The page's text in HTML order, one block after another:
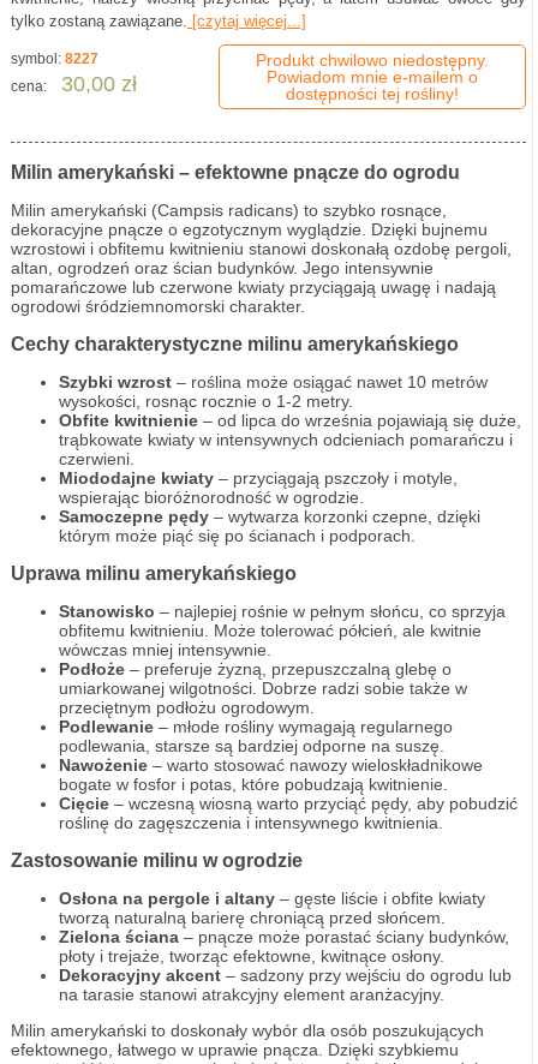
tylko zostaną zawiązane.
[czytaj więcej...]
symbol: 8227
cena:
30,00 zł
Produkt chwilowo niedostępny.
Powiadom mnie e-mailem o
dostępności tej rośliny!
Milin amerykański – efektowne pnącze do ogrodu
Milin amerykański (Campsis radicans) to szybko rosnące,
dekoracyjne pnącze o egzotycznym wyglądzie. Dzięki bujnemu
wzrostowi i obfitemu kwitnieniu stanowi doskonałą ozdobę pergoli,
altan, ogrodzeń oraz ścian budynków. Jego intensywnie
pomarańczowe lub czerwone kwiaty przyciągają uwagę i nadają
ogrodowi śródziemnomorski charakter.
Cechy charakterystyczne milinu amerykańskiego
Szybki wzrost– roślina może osiągać nawet 10 metrów
wysokości, rosnąc rocznie o 1-2 metry.
Obfite kwitnienie– od lipca do września pojawiają się duże,
trąbkowate kwiaty w intensywnych odcieniach pomarańczu i
czerwieni.
Miododajne kwiaty– przyciągają pszczoły i motyle,
wspierając bioróżnorodność w ogrodzie.
Samoczepne pędy– wytwarza korzonki czepne, dzięki
którym może piąć się po ścianach i podporach.
Uprawa milinu amerykańskiego
Stanowisko – najlepiej rośnie w pełnym słońcu, co sprzyja
obfitemu kwitnieniu. Może tolerować półcień, ale kwitnie
wówczas mniej intensywnie.
Podłoże– preferuje żyzną, przepuszczalną glebę o
umiarkowanej wilgotności. Dobrze radzi sobie także w
przeciętnym podłożu ogrodowym.
Podlewanie– młode rośliny wymagają regularnego
podlewania, starsze są bardziej odporne na suszę.
Nawożenie– warto stosować nawozy wieloskładnikowe
bogate w fosfor i potas, które pobudzają kwitnienie.
Cięcie– wczesną wiosną warto przyciąć pędy, aby pobudzić
roślinę do zagęszczenia i intensywnego kwitnienia.
Zastosowanie milinu w ogrodzie
Osłona na pergole i altany– gęste liście i obfite kwiaty
tworzą naturalną barierę chroniącą przed słońcem.
Zielona ściana– pnącze może porastać ściany budynków,
płoty i trejaże, tworząc efektowne, kwitnące osłony.
Dekoracyjny akcent– sadzony przy wejściu do ogrodu lub
na tarasie stanowi atrakcyjny element aranżacyjny.
Milin amerykański to doskonały wybór dla osób poszukujących
efektownego, łatwego w uprawie pnącza. Dzięki szybkiemu